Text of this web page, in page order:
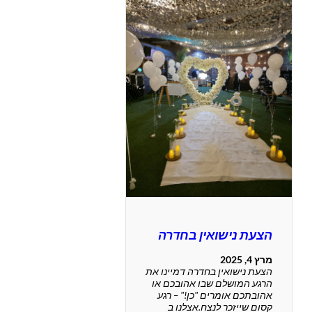
הצעת נישואין בחדרה
מרץ 4, 2025
הצעת נישואין בחדרה דמיינו את
הרגע המושלם שבו אהובכם או
אהובתכם אומרים "כן!" – רגע
קסום שייזכר לנצח.אצלנו ב